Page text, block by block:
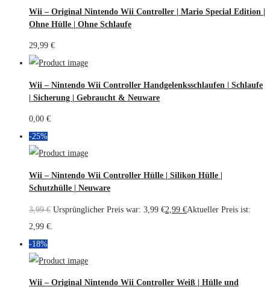
Wii – Original Nintendo Wii Controller | Mario Special Edition |
Ohne Hülle | Ohne Schlaufe
29,99 €
Wii – Nintendo Wii Controller Handgelenksschlaufen | Schlaufe
| Sicherung | Gebraucht & Neuware
0,00 €
-25%
Wii – Nintendo Wii Controller Hülle | Silikon Hülle |
Schutzhülle | Neuware
3,99€ Ursprünglicher Preis war: 3,99 €2,99 €Aktueller Preis ist:
2,99 €.
-18%
Wii – Original Nintendo Wii Controller Weiß | Hülle und